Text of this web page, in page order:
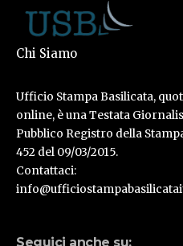
Chi Siamo
Ufficio Stampa Basilicata,
online, è una Testata
Pubblico Registro della
452 del 09/03/2015.
Contattaci:
Seguici anche su: